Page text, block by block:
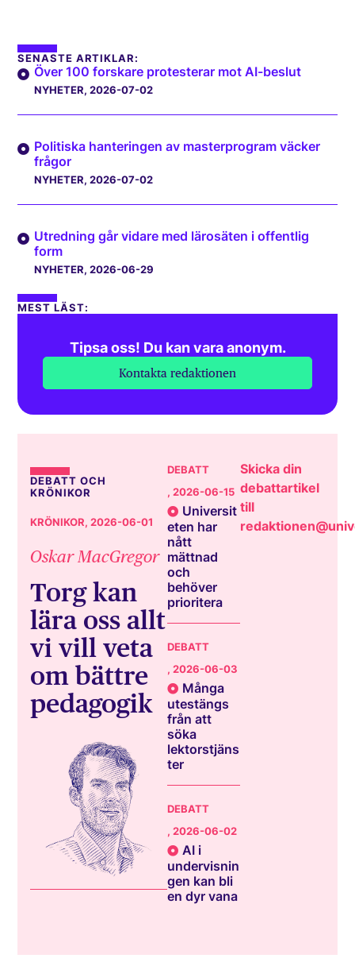
SENASTE ARTIKLAR:
Över 100 forskare protesterar mot AI-beslut
NYHETER, 2026-07-02
Politiska hanteringen av masterprogram väcker
frågor
NYHETER, 2026-07-02
Utredning går vidare med lärosäten i offentlig
form
NYHETER, 2026-06-29
MEST LÄST:
Tipsa oss! Du kan vara anonym.
Kontakta redaktionen
DEBATT OCH
KRÖNIKOR
KRÖNIKOR, 2026-06-01
Oskar MacGregor
Torg kan
lära oss allt
vi vill veta
om bättre
pedagogik
DEBATT
, 2026-06-15
Universit
eten har
nått
mättnad
och
behöver
prioritera
DEBATT
, 2026-06-03
Många
utestängs
från att
söka
lektorstjäns
ter
DEBATT
, 2026-06-02
AI i
undervisnin
gen kan bli
en dyr vana
Skicka din
debattartikel
till